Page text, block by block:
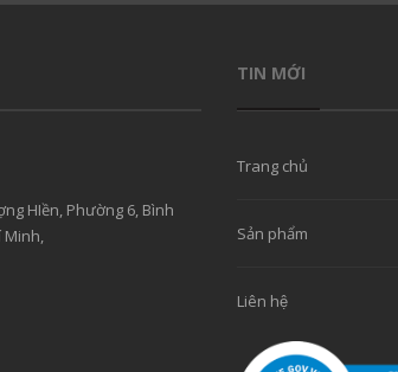
HIền, Phường 6, Bình
Minh,
TIN MỚI
Trang chủ
Sản phẩm
Liên hệ